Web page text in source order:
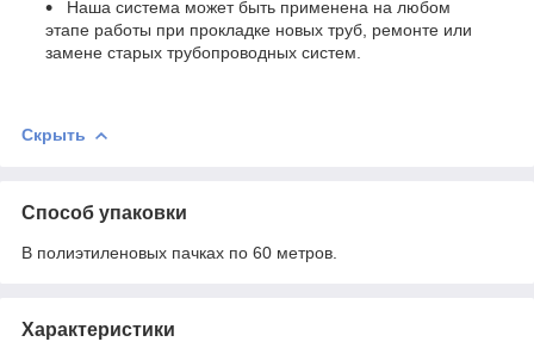
Наша система может быть применена на любом
этапе работы при прокладке новых труб, ремонте или
замене старых трубопроводных систем.
Скрыть
Способ упаковки
В полиэтиленовых пачках по 60 метров.
Характеристики